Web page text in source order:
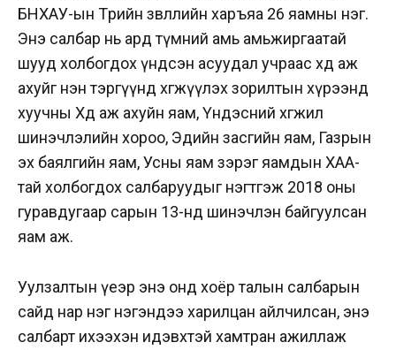
БНХАУ-ын Төрийн зөвлөлийн харъяа 26 яамны нэг.
Энэ салбар нь ард түмний амь амьжиргаатай
шууд холбогдох үндсэн асуудал учраас хөдөө аж
ахуйг нэн тэргүүнд хөгжүүлэх зорилтын хүрээнд
хуучны Хөдөө аж ахуйн яам, Үндэсний хөгжил
шинэчлэлийн хороо, Эдийн засгийн яам, Газрын
эх баялгийн яам, Усны яам зэрэг яамдын ХАА-
тай холбогдох салбаруудыг нэгтгэж 2018 оны
гуравдугаар сарын 13-нд шинэчлэн байгуулсан
яам аж.
Уулзалтын үеэр энэ онд хоёр талын салбарын
сайд нар нэг нэгэндээ харилцан айлчилсан, энэ
салбарт ихээхэн идэвхтэй хамтран ажиллаж